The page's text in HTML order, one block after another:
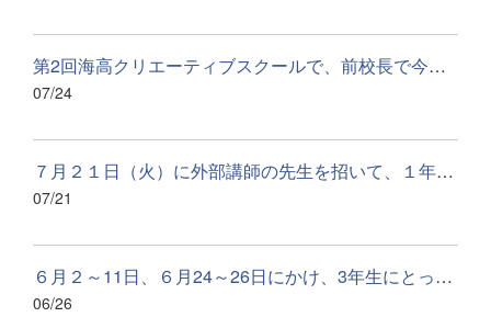
第2回海高クリエーティブスクールで、前校長で今年は探究ディレク...
07/24
７月２１日（火）に外部講師の先生を招いて、１年生では食育につ...
07/21
６月２～11日、６月24～26日にかけ、3年生にとっては集大成となる...
06/26